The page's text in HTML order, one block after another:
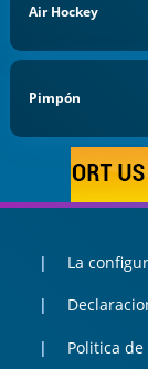
Air Hockey
Pimpón
La
Politica de